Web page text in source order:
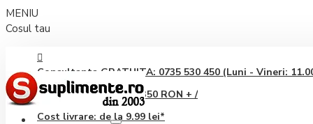
MENIU
Cosul tau
Consultanta GRATUITA: 0735 530 450 (Luni - Vineri:
Transport GRATUIT: 350 RON + /
Cost livrare: de la 9.99 lei*